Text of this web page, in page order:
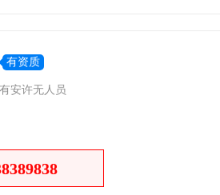
有资质
安许无人员